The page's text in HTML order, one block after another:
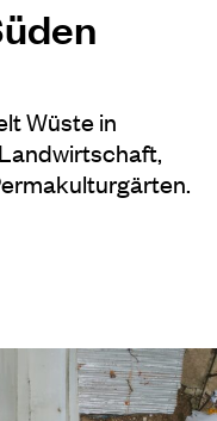
Wüste in